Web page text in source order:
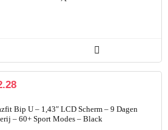
Bip U – 1,43″ LCD Scherm – 9 Dagen
– 60+ Sport Modes – Black